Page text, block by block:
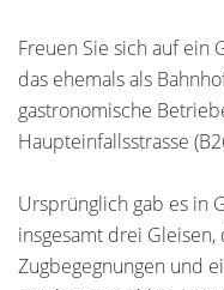
Freuen Sie sich auf ein
das ehemals als
gastronomische
Haupteinfallsstrasse
Ursprünglich gab es in
insgesamt drei
Zugbegegnungen und